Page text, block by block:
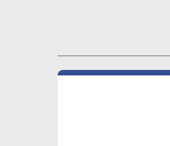
الخضراء إضافة